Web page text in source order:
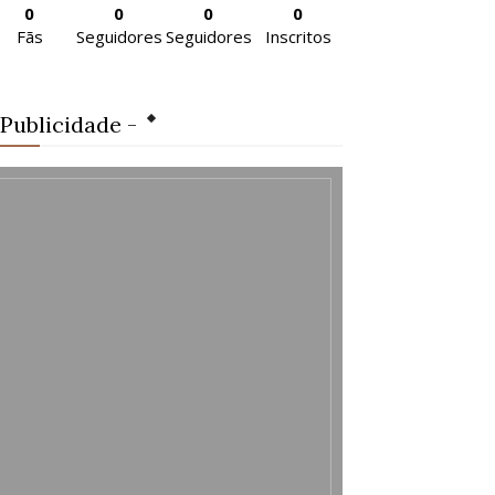
0
Fãs
0
Seguidores
0
Seguidores
0
Inscritos
-